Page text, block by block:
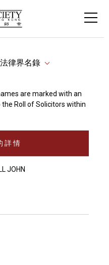
法律界名錄
are marked with an
Roll of Solicitors within
詳 情
JOHN